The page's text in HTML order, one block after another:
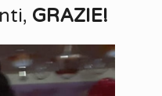
GRAZIE!